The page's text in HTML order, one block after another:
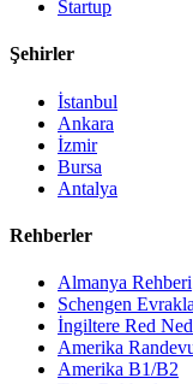
Startup
Şehirler
İstanbul
Ankara
İzmir
Bursa
Antalya
Rehberler
Almanya Rehberi
Schengen
İngiltere Red
Amerika
Amerika B1/B2